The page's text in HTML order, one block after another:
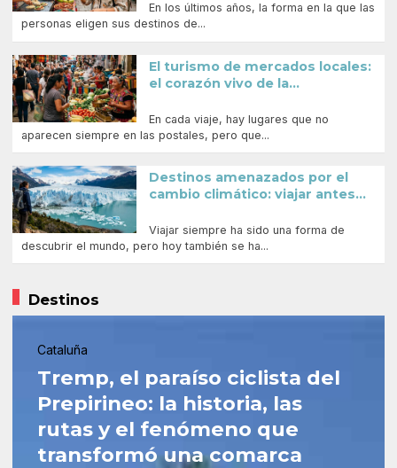
En los últimos años, la forma en la que las
personas eligen sus destinos de...
El turismo de mercados locales:
el corazón vivo de la...
En cada viaje, hay lugares que no
aparecen siempre en las postales, pero que...
Destinos amenazados por el
cambio climático: viajar antes...
Viajar siempre ha sido una forma de
descubrir el mundo, pero hoy también se ha...
Destinos
Cataluña
Tremp, el paraíso ciclista del
Prepirineo: la historia, las
rutas y el fenómeno que
transformó una comarca